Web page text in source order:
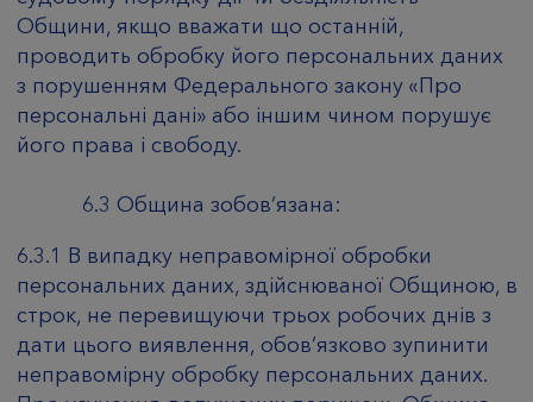
Общини, якщо вважати що останній,
проводить обробку його персональних даних
з порушенням Федерального закону «Про
персональні дані» або іншим чином порушує
його права і свободу.
6.3 Община зобов’язана:
6.3.1 В випадку неправомірної обробки
персональних даних, здійснюваної Общиною, в
строк, не перевищуючи трьох робочих днів з
дати цього виявлення, обов’язково зупинити
неправомірну обробку персональних даних.